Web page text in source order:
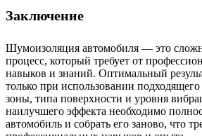
Заключение
Шумоизоляция автомобиля — это
процесс, который требует от
навыков и знаний. Оптимальный
только при использовании
зоны, типа поверхности и уровня
наилучшего эффекта необходимо
автомобиль и собрать его заново, что